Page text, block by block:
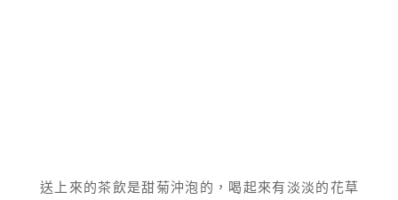
送上來的茶飲是甜菊沖泡的，喝起來有淡淡的花草